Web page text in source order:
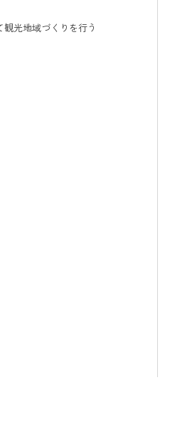
光地域づくりを行う